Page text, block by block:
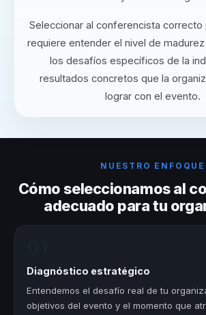
Seleccionar al conferencista correcto
requiere entender el nivel de
los desafíos específicos de la
resultados concretos que la
lograr con el evento.
NUESTRO ENFOQUE
Cómo seleccionamos al
adecuado para tu
Diagnóstico estratégico
Entendemos el desafío real de tu
objetivos del evento y el momento que